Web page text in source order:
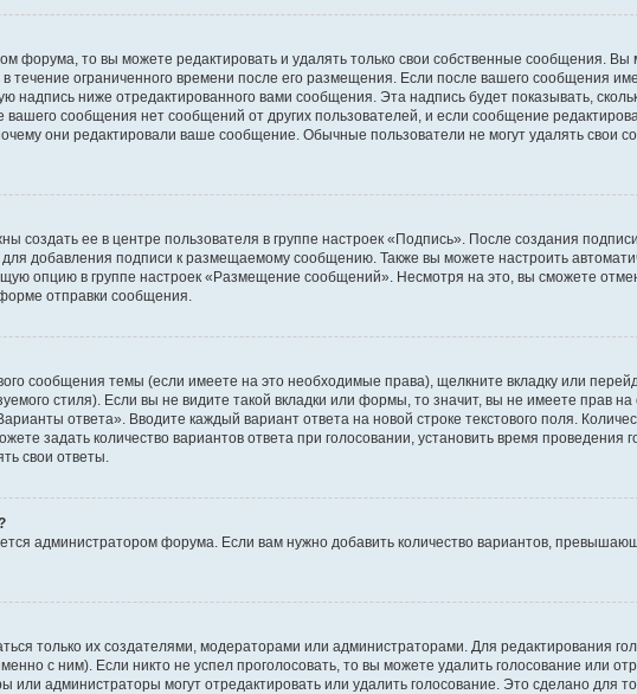
форума, то вы можете редактировать и удалять только свои собственные сообщения. Вы
течение ограниченного времени после его размещения. Если после вашего сообщения
ниже отредактированного вами сообщения. Эта надпись будет показывать,
сообщения нет сообщений от других пользователей, и если сообщение
они редактировали ваше сообщение. Обычные пользователи не могут удалять свои
создать ее в центре пользователя в группе настроек «Подпись». После создания
добавления подписи к размещаемому сообщению. Также вы можете настроить
опцию в группе настроек «Размещение сообщений». Несмотря на это, вы сможете
отправки сообщения.
сообщения темы (если имеете на это необходимые права), щелкните вкладку или
стиля). Если вы не видите такой вкладки или формы, то значит, вы не имеете прав
ответа». Вводите каждый вариант ответа на новой строке текстового поля.
задать количество вариантов ответа при голосовании, установить время проведения
свои ответы.
администратором форума. Если вам нужно добавить количество вариантов,
только их создателями, модераторами или администраторами. Для редактирования
с ним). Если никто не успел проголосовать, то вы можете удалить голосование или
или администраторы могут отредактировать или удалить голосование. Это сделано для